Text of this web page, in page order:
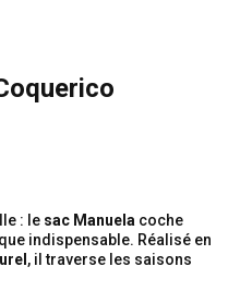
: le sac Manuela coche
indispensable. Réalisé en
, il traverse les saisons